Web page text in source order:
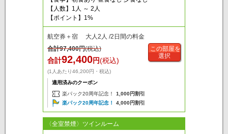
【人数】1人 ～ 2人
【ポイント】1%
航空券＋宿 大人2人 /2日間の料金
合計97,400円(税込)
合計92,400円(税込)
(1人あたり46,200円・税込)
適用済みのクーポン
楽パック20周年記念！
1,000円割引
楽パック20周年記念！
4,000円割引
この部屋を
選択
〈全室禁煙〉ツインルーム